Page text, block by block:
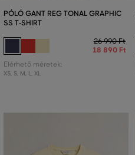
PÓLÓ GANT REG TONAL GRAPHIC
SS T-SHIRT
26 990 Ft
18 890 Ft
Elérhető méretek:
XS, S, M, L, XL